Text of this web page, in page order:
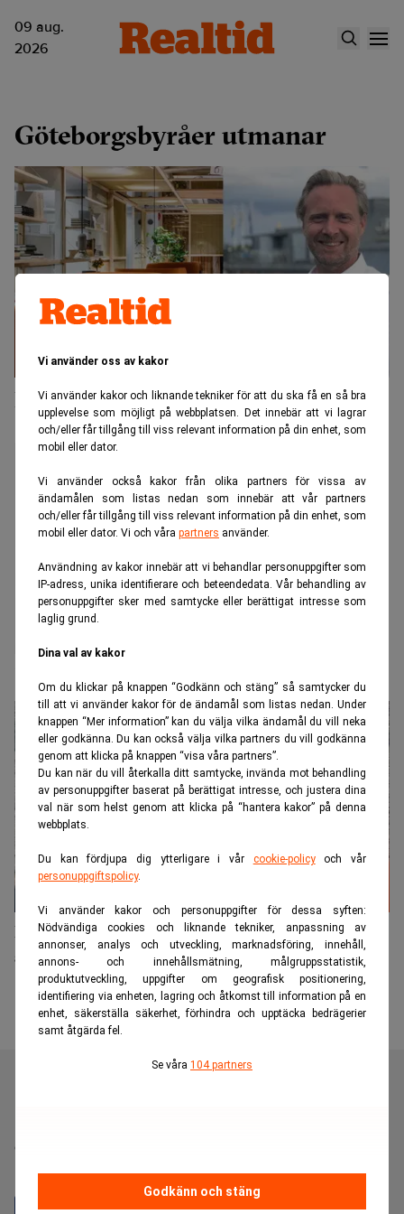
Vi använder oss av kakor
Vi använder kakor och liknande tekniker för att du ska få en så bra
upplevelse som möjligt på webbplatsen. Det innebär att vi lagrar
och/eller får tillgång till viss relevant information på din enhet, som
mobil eller dator.
Vi använder också kakor från olika partners för vissa av
ändamålen som listas nedan som innebär att vår partners
och/eller får tillgång till viss relevant information på din enhet, som
mobil eller dator. Vi och våra partners använder.
Användning av kakor innebär att vi behandlar personuppgifter som
IP-adress, unika identifierare och beteendedata. Vår behandling av
personuppgifter sker med samtycke eller berättigat intresse som
laglig grund.
Dina val av kakor
Om du klickar på knappen “Godkänn och stäng” så samtycker du
till att vi använder kakor för de ändamål som listas nedan. Under
knappen “Mer information” kan du välja vilka ändamål du vill neka
eller godkänna. Du kan också välja vilka partners du vill godkänna
genom att klicka på knappen “visa våra partners”.
Du kan när du vill återkalla ditt samtycke, invända mot behandling
av personuppgifter baserat på berättigat intresse, och justera dina
val när som helst genom att klicka på “hantera kakor” på denna
webbplats.
Du kan fördjupa dig ytterligare i vår cookie-policyoch vår
personuppgiftspolicy.
Vi använder kakor och personuppgifter för dessa syften:
Nödvändiga cookies och liknande tekniker, anpassning av
annonser, analys och utveckling, marknadsföring, innehåll,
annons- och innehållsmätning, målgruppsstatistik,
produktutveckling, uppgifter om geografisk positionering,
identifiering via enheten, lagring och åtkomst till information på en
enhet, säkerställa säkerhet, förhindra och upptäcka bedrägerier
samt åtgärda fel.
Se våra 104 partners
Godkänn och stäng
09 aug.
2026
Göteborgsbyråer utmanar
Morris Law bygger tillväxt på kultur
Front på offensiven mot den traditionella
advokatbyrån
dig som vill fördjupa dig inom finans- och
näringslivsnyheter.